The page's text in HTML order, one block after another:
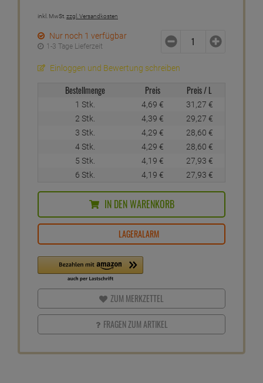
inkl. MwSt. zzgl. Versandkosten
Nur noch 1 verfügbar
1-3 Tage Lieferzeit
Einloggen und Bewertung schreiben
Bestellmenge Preis Preis / L
1 Stk. 4, 69 € 31, 27 €
2 Stk.
4, 39 € 29, 27 €
3 Stk.
4, 29 € 28, 60 €
4 Stk.
4, 29 € 28, 60 €
5 Stk.
4, 19 € 27, 93 €
6 Stk.
4, 19 € 27, 93 €
IN DEN WARENKORB
LAGERALARM
ZUM MERKZETTEL
FRAGEN ZUM ARTIKEL